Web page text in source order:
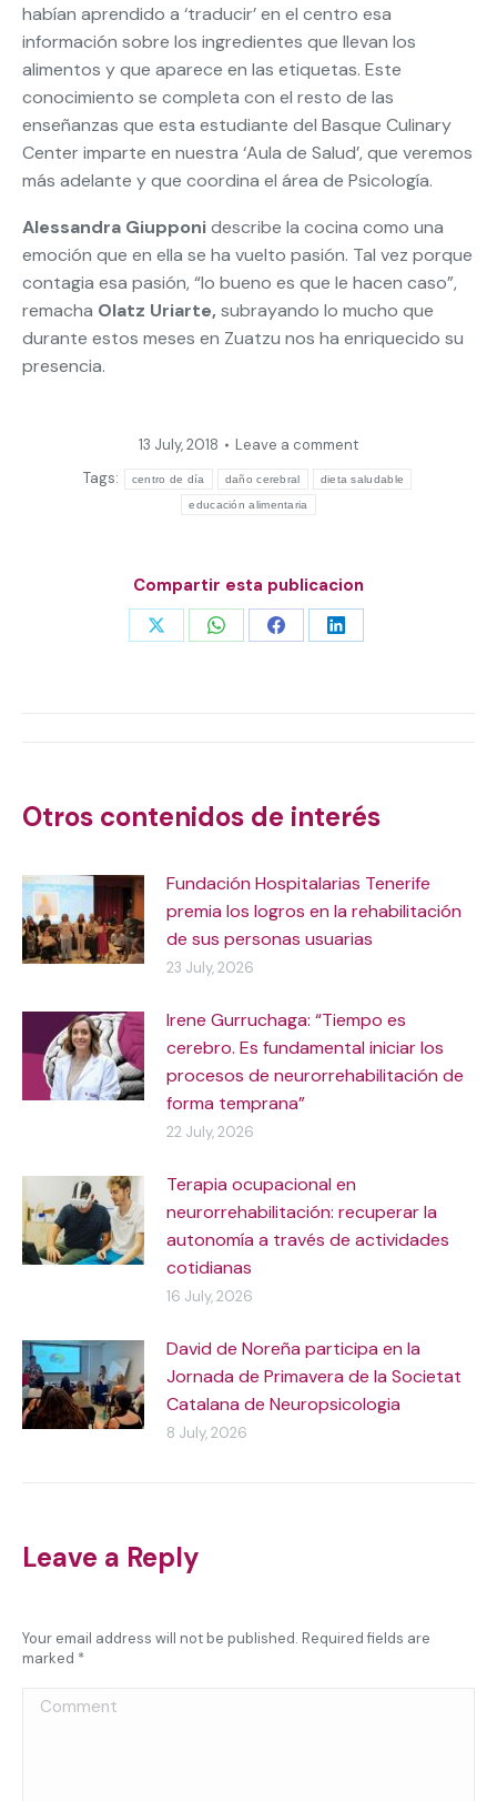
habían aprendido a ‘traducir’ en el centro esa
información sobre los ingredientes que llevan los
alimentos y que aparece en las etiquetas. Este
conocimiento se completa con el resto de las
enseñanzas que esta estudiante del Basque Culinary
Center imparte en nuestra ‘Aula de Salud’, que veremos
más adelante y que coordina el área de Psicología.
Alessandra Giupponidescribe la cocina como una
emoción que en ella se ha vuelto pasión. Tal vez porque
contagia esa pasión, “lo bueno es que le hacen caso”,
remacha Olatz Uriarte, subrayando lo mucho que
durante estos meses en Zuatzu nos ha enriquecido su
presencia.
13 July, 2018
Leave a comment
Tags:
centro de día daño cerebral dieta saludable
educación alimentaria
Compartir esta publicacion
Share Share Share Share
Otros contenidos de interés
Fundación Hospitalarias Tenerife
premia los logros en la rehabilitación
de sus personas usuarias
23 July, 2026
Irene Gurruchaga: “Tiempo es
cerebro. Es fundamental iniciar los
procesos de neurorrehabilitación de
forma temprana”
22 July, 2026
Terapia ocupacional en
neurorrehabilitación: recuperar la
autonomía a través de actividades
cotidianas
16 July, 2026
David de Noreña participa en la
Jornada de Primavera de la Societat
Catalana de Neuropsicologia
8 July, 2026
Leave a Reply
Your email address will not be published. Required fields are
marked *
Comment